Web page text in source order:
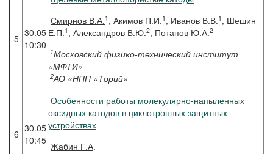
5 30.05
10:30
Смирнов В.А.1 , Акимов П.И.1 , Иванов В.В.1 , Шешин
Е.П.1 , Александров В.Ю.2, Потапов Ю.А.2
1Московский физико-технический институт
«МФТИ»
2АО «НПП «Торий»
6 30.05
10:45
Особенности работы молекулярно-напыленных
оксидных катодов в циклотронных защитных
устройствах
Жабин Г.А.